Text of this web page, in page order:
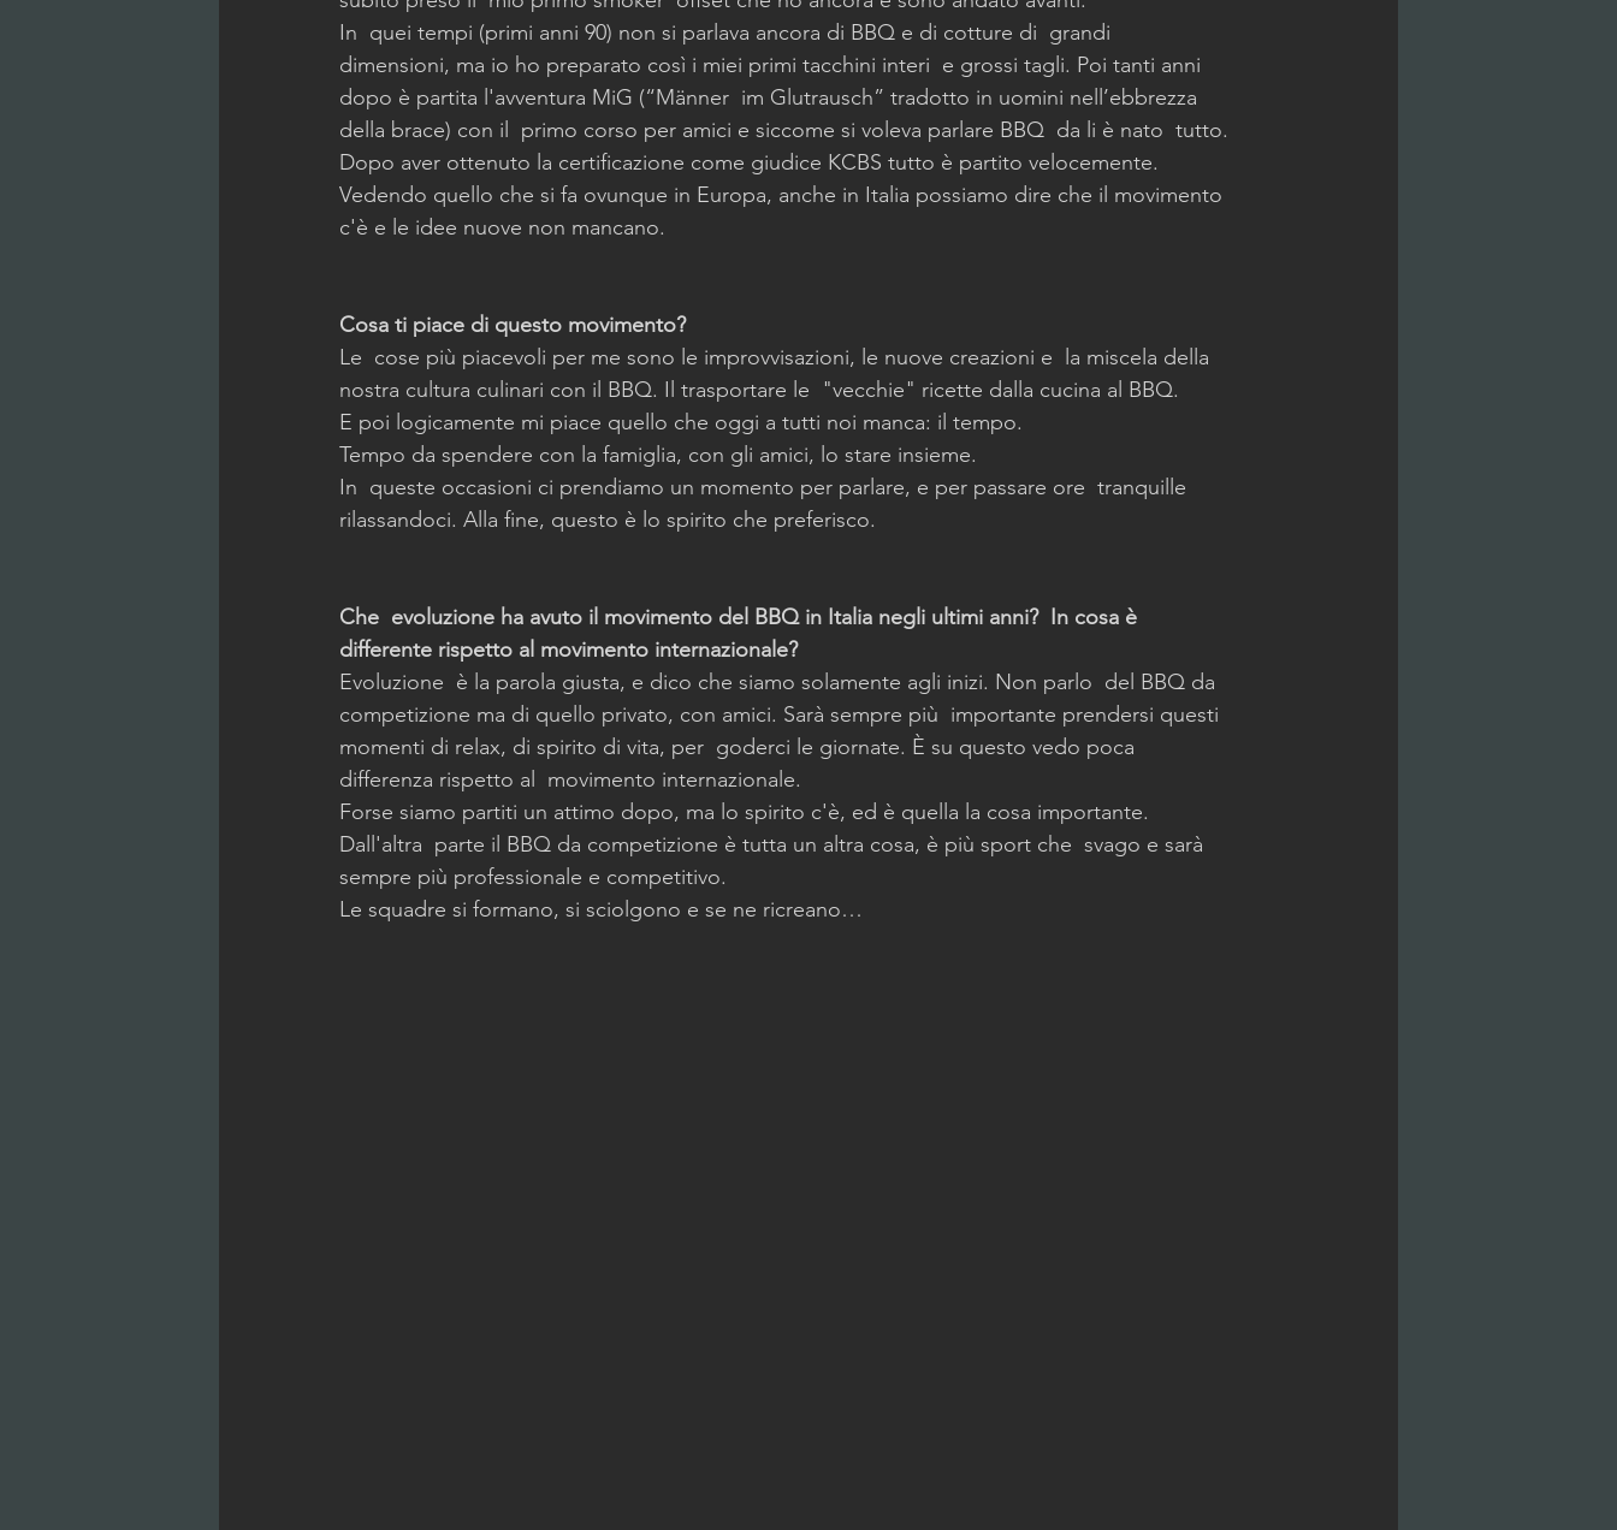
In  quei tempi (primi anni 90) non si parlava ancora di BBQ e di cotture di  grandi
dimensioni, ma io ho preparato così i miei primi tacchini interi  e grossi tagli. Poi tanti anni
dopo è partita l'avventura MiG (“Männer  im Glutrausch” tradotto in uomini nell’ebbrezza
della brace) con il  primo corso per amici e siccome si voleva parlare BBQ  da li è nato  tutto.
Dopo aver ottenuto la certificazione come giudice KCBS tutto è partito velocemente.
Vedendo quello che si fa ovunque in Europa, anche in Italia possiamo dire che il movimento
c'è e le idee nuove non mancano.
Cosa ti piace di questo movimento?
Le  cose più piacevoli per me sono le improvvisazioni, le nuove creazioni e  la miscela della
nostra cultura culinari con il BBQ. Il trasportare le  "vecchie" ricette dalla cucina al BBQ.
E poi logicamente mi piace quello che oggi a tutti noi manca: il tempo.
Tempo da spendere con la famiglia, con gli amici, lo stare insieme.
In  queste occasioni ci prendiamo un momento per parlare, e per passare ore  tranquille
rilassandoci. Alla fine, questo è lo spirito che preferisco.
Che  evoluzione ha avuto il movimento del BBQ in Italia negli ultimi anni?  In cosa è
differente rispetto al movimento internazionale?
Evoluzione  è la parola giusta, e dico che siamo solamente agli inizi. Non parlo  del BBQ da
competizione ma di quello privato, con amici. Sarà sempre più  importante prendersi questi
momenti di relax, di spirito di vita, per  goderci le giornate. È su questo vedo poca
differenza rispetto al  movimento internazionale.
Forse siamo partiti un attimo dopo, ma lo spirito c'è, ed è quella la cosa importante.
Dall'altra  parte il BBQ da competizione è tutta un altra cosa, è più sport che  svago e sarà
sempre più professionale e competitivo.
Le squadre si formano, si sciolgono e se ne ricreano…